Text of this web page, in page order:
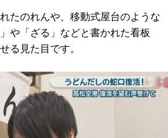
たのれんや、移動式屋台のような
や「ざる」などと書かれた看板
る見た目です。